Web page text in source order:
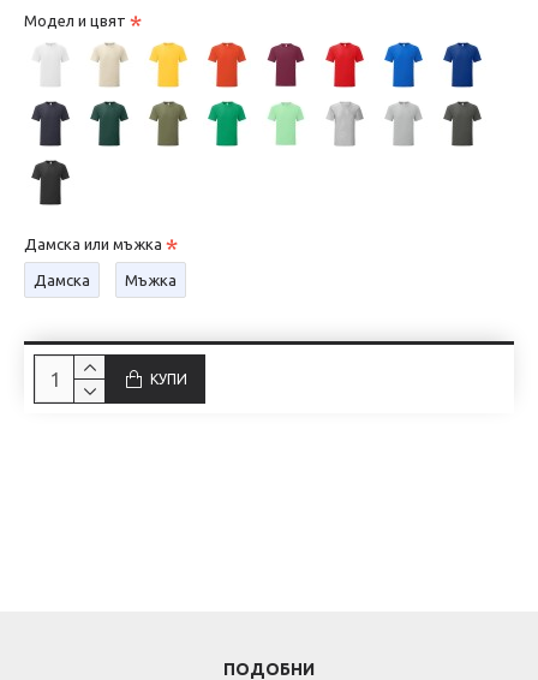
Модел и цвят
Дамска или мъжка
Дамска Мъжка
КУПИ
ПОДОБНИ